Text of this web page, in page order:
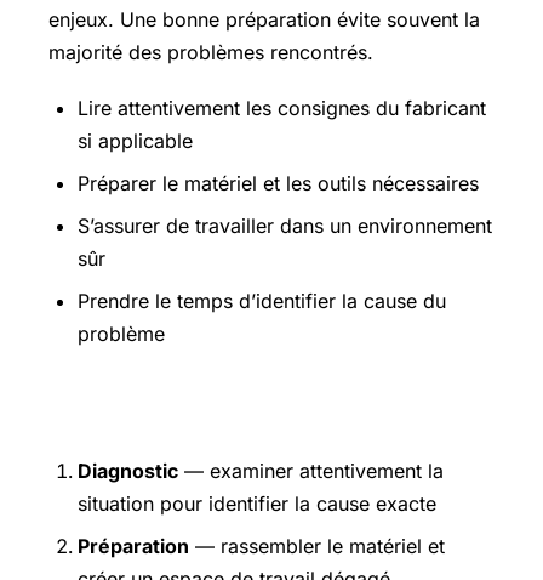
enjeux. Une bonne préparation évite souvent la
majorité des problèmes rencontrés.
Lire attentivement les consignes du fabricant
si applicable
Préparer le matériel et les outils nécessaires
S’assurer de travailler dans un environnement
sûr
Prendre le temps d’identifier la cause du
problème
Diagnostic — examiner attentivement la
situation pour identifier la cause exacte
Préparation — rassembler le matériel et